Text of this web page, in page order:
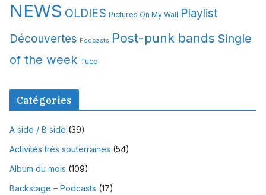
NEWS OLDIES Pictures On My Wall Playlist
Découvertes Podcasts Post-punk bands Single
of the week Tuco
Catégories
A side / B side (39)
Activités très souterraines (54)
Album du mois (109)
Backstage – Podcasts (17)